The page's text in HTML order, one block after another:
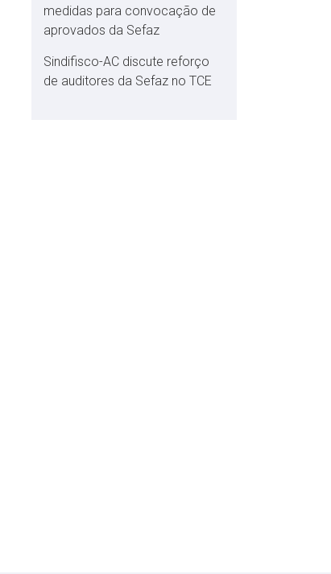
medidas para convocação de
aprovados da Sefaz
Sindifisco-AC discute reforço
de auditores da Sefaz no TCE